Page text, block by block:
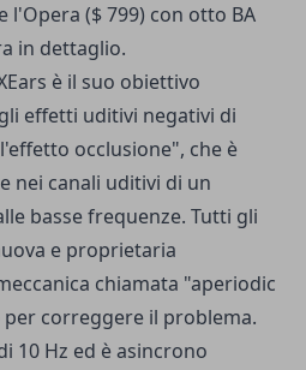
l'Opera ($ 799) con otto BA
in dettaglio.
è il suo obiettivo
effetti uditivi negativi di
occlusione", che è
nei canali uditivi di un
basse frequenze. Tutti gli
e proprietaria
chiamata "aperiodic
correggere il problema.
10 Hz ed è asincrono